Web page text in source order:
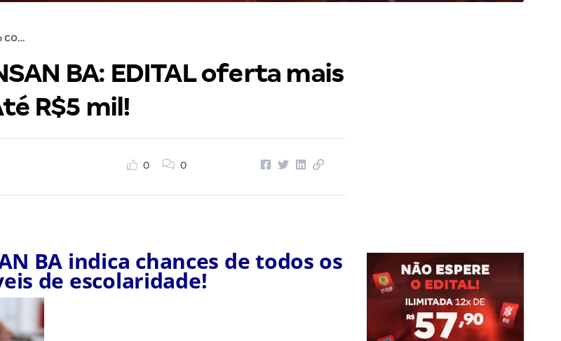
Concurso CONSAN BA: EDITAL oferta mais de 60 vagas! Até R$5 mil!
BA: EDITAL oferta mais
R$5 mil!
0 0
BA indica chances de todos os
de escolaridade!